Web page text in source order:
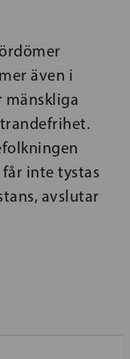
även i
inte tystas
avslutar